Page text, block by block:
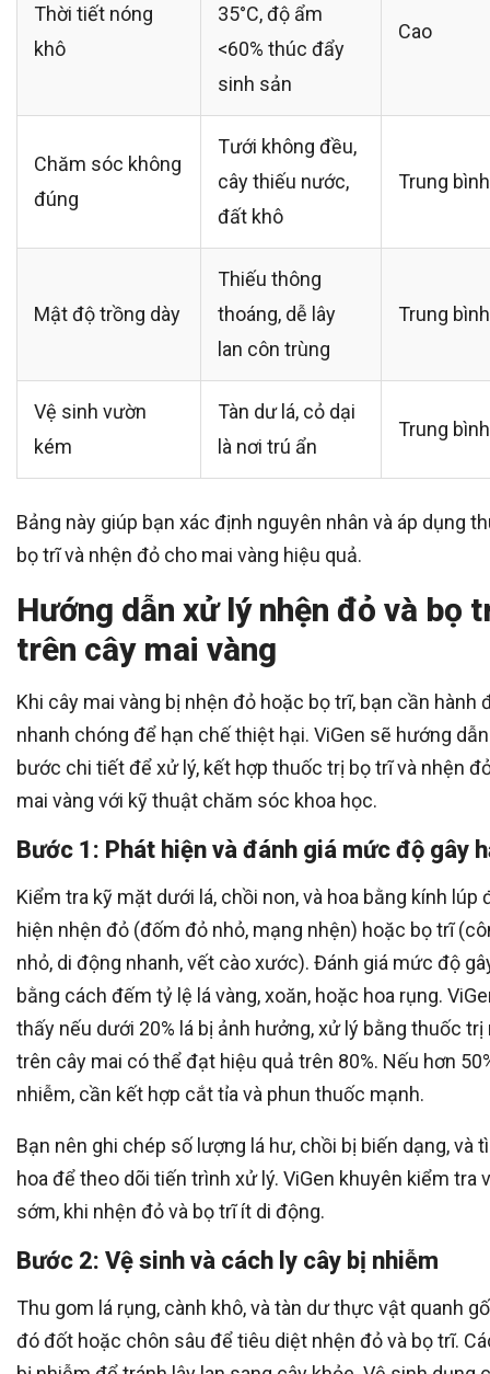
Thời tiết nóng
khô
35°C, độ ẩm
<60% thúc đẩy
sinh sản
Cao
Chăm sóc không
đúng
Tưới không đều,
cây thiếu nước,
đất khô
Trung bình
Mật độ trồng dày
Thiếu thông
thoáng, dễ lây
lan côn trùng
Trung bình
Vệ sinh vườn
kém
Tàn dư lá, cỏ dại
là nơi trú ẩn
Trung bình
Bảng này giúp bạn xác định nguyên nhân và áp dụng
bọ trĩ và nhện đỏ cho mai vàng hiệu quả.
Hướng dẫn xử lý nhện đỏ và bọ
trên cây mai vàng
Khi cây mai vàng bị nhện đỏ hoặc bọ trĩ, bạn cần hành
nhanh chóng để hạn chế thiệt hại. ViGen sẽ hướng
bước chi tiết để xử lý, kết hợp thuốc trị bọ trĩ và nhện
mai vàng với kỹ thuật chăm sóc khoa học.
Bước 1: Phát hiện và đánh giá mức độ gây
Kiểm tra kỹ mặt dưới lá, chồi non, và hoa bằng kính lúp
hiện nhện đỏ (đốm đỏ nhỏ, mạng nhện) hoặc bọ trĩ
nhỏ, di động nhanh, vết cào xước). Đánh giá mức độ
bằng cách đếm tỷ lệ lá vàng, xoăn, hoặc hoa rụng.
thấy nếu dưới 20% lá bị ảnh hưởng, xử lý bằng thuốc trị
trên cây mai có thể đạt hiệu quả trên 80%. Nếu hơn
nhiễm, cần kết hợp cắt tỉa và phun thuốc mạnh.
Bạn nên ghi chép số lượng lá hư, chồi bị biến dạng, và
hoa để theo dõi tiến trình xử lý. ViGen khuyên kiểm tra
sớm, khi nhện đỏ và bọ trĩ ít di động.
Bước 2: Vệ sinh và cách ly cây bị nhiễm
Thu gom lá rụng, cành khô, và tàn dư thực vật quanh
đó đốt hoặc chôn sâu để tiêu diệt nhện đỏ và bọ trĩ.